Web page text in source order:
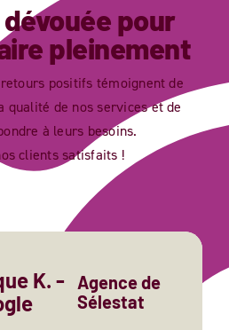
pour
pleinement
positifs témoignent de
qualité de nos services et de
à leurs besoins.
clients satisfaits !
K. -
Agence de
Sélestat